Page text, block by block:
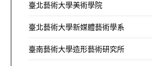
臺北藝術大學美術學院
臺北藝術大學新媒體藝術學系
臺南藝術大學造形藝術研究所